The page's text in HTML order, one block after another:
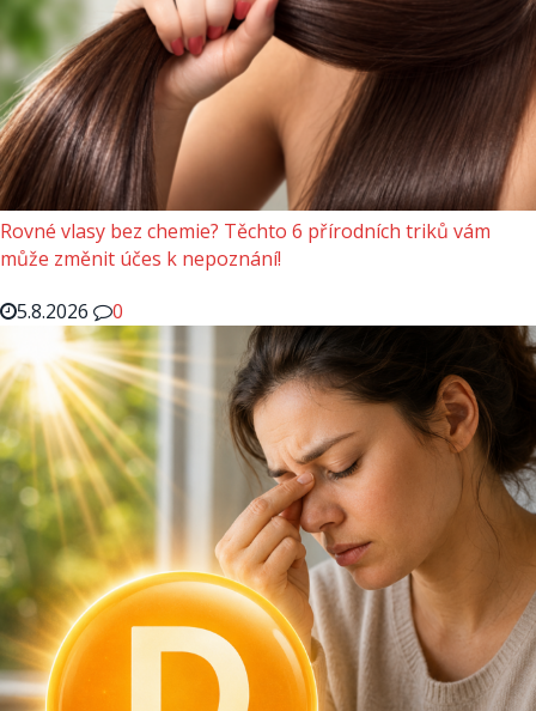
Rovné vlasy bez chemie? Těchto 6 přírodních triků vám
může změnit účes k nepoznání!
5.8.2026
0